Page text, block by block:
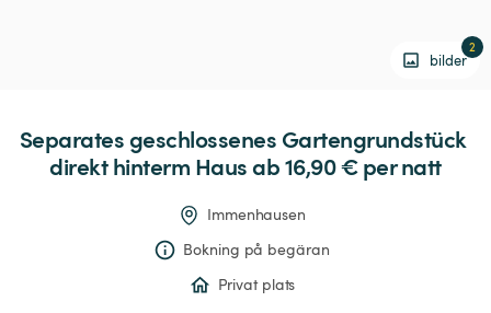
bilder
2
Separatesgeschlossenes Gartengrundstück
direkthinterm Haus ab 16,90 € per natt
Immenhausen
Bokning på begäran
Privat plats